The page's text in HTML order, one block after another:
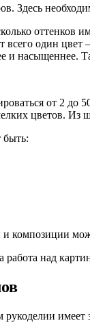
Здесь
оттенков
всего один
и насыщеннее.
от 2 до
цветов.
быть:
композиции
над
имеет